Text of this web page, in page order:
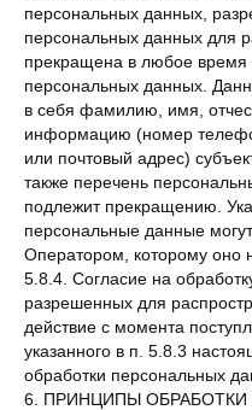
персональных данных,
персональных данных для
прекращена в любое время
персональных данных.
в себя фамилию, имя,
информацию (номер
или почтовый адрес)
также перечень
подлежит прекращению.
персональные данные
Оператором, которому оно
5.8.4. Согласие на
разрешенных для
действие с момента
указанного в п. 5.8.3
обработки персональных
6. ПРИНЦИПЫ